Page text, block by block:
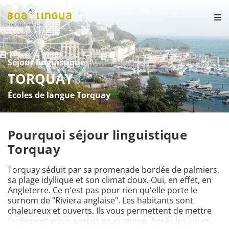
Séjour linguistique
TORQUAY
Écoles de langue Torquay
Pourquoi séjour linguistique
Torquay
Torquay séduit par sa promenade bordée de palmiers,
sa plage idyllique et son climat doux. Oui, en effet, en
Angleterre. Ce n'est pas pour rien qu'elle porte le
surnom de "Riviera anglaise". Les habitants sont
chaleureux et ouverts. Ils vous permettent de mettre
facilement votre anglais en pratique. Après les cours,